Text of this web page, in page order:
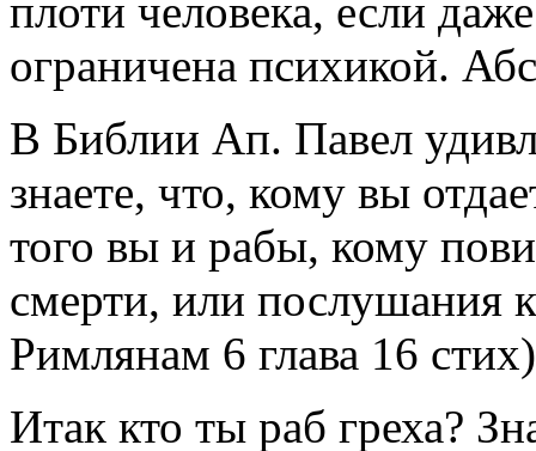
плоти человека, если
ограничена психикой.
В Библии Ап. Павел
знаете, что, кому вы
того вы и рабы, кому
смерти, или послушания
Римлянам 6 глава 16
Итак кто ты раб греха?